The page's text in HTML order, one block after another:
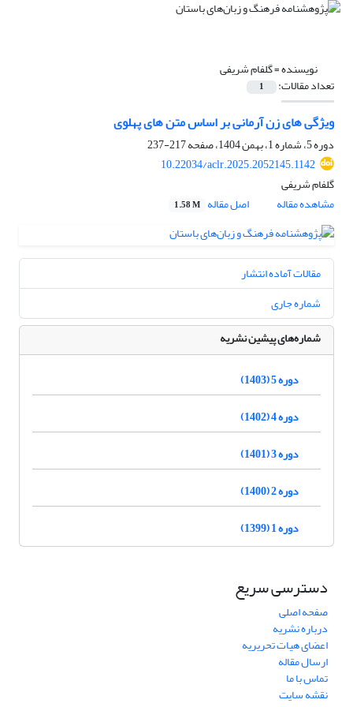
نویسنده =گلفام شریفی
تعداد مقالات: 1
ویژگی های زن آرمانی بر اساس متن های پهلوی
دوره 5، شماره 1، بهمن 1404، صفحه
217-237
10.22034/aclr.2025.2052145.1142
گلفام شریفی
مشاهده مقاله
اصل مقاله 1.58 M
مقالات آماده انتشار
شماره جاری
شماره‌های پیشین نشریه
دوره 5 (1403)
دوره 4 (1402)
دوره 3 (1401)
دوره 2 (1400)
دوره 1 (1399)
دسترسی سریع
صفحه اصلی
درباره نشریه
اعضای هیات تحریریه
ارسال مقاله
تماس با ما
نقشه سایت